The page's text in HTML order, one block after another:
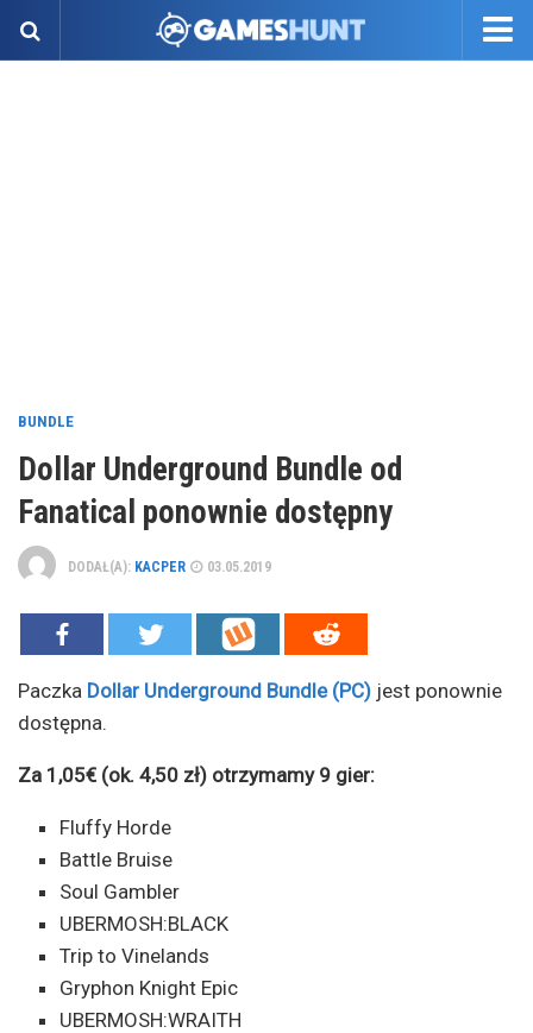
BUNDLE
Dollar Underground Bundle od
Fanatical ponownie dostępny
DODAŁ(A): KACPER 03.05.2019
Paczka Dollar Underground Bundle (PC) jest ponownie
dostępna.
Za 1,05€ (ok. 4,50 zł) otrzymamy 9 gier:
Fluffy Horde
Battle Bruise
Soul Gambler
UBERMOSH:BLACK
Trip to Vinelands
Gryphon Knight Epic
UBERMOSH:WRAITH